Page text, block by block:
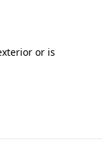
or is